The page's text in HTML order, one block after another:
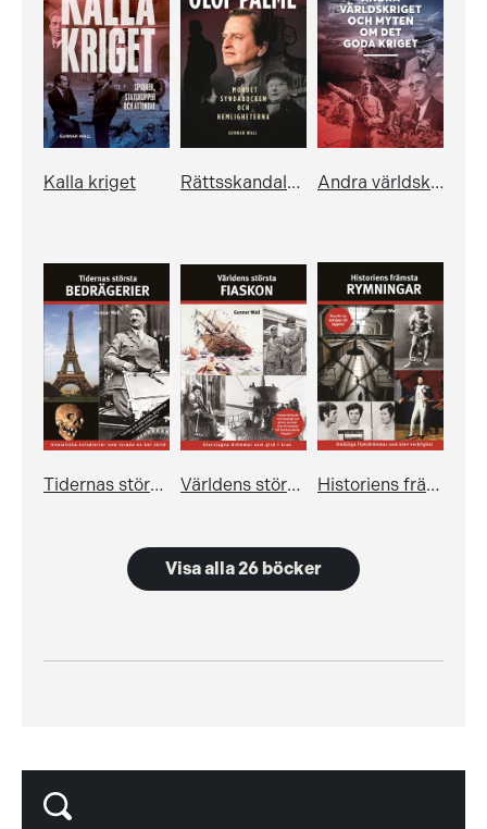
Kalla kriget Rättsskandalen Olof Palme Andra världskriget och myten om det goda kriget
Tidernas största bedrägerier Världens största fiaskon Historiens främsta rymningar
Visa alla 26 böcker